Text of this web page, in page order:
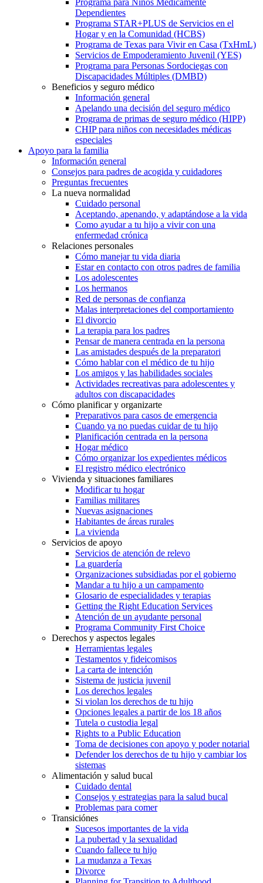
Dependientes
Programa STAR+PLUS de Servicios en el
Hogar y en la Comunidad (HCBS)
Programa de Texas para Vivir en Casa (TxHmL)
Servicios de Empoderamiento Juvenil (YES)
Programa para Personas Sordociegas con
Discapacidades Múltiples (DMBD)
Beneficios y seguro médico
Información general
Apelando una decisión del seguro médico
Programa de primas de seguro médico (HIPP)
CHIP para niños con necesidades médicas
especiales
Apoyo para la familia
Información general
Consejos para padres de acogida y cuidadores
Preguntas frecuentes
La nueva normalidad
Cuidado personal
Aceptando, apenando, y adaptándose a la vida
Como ayudar a tu hijo a vivir con una
enfermedad crónica
Relaciones personales
Cómo manejar tu vida diaria
Estar en contacto con otros padres de familia
Los adolescentes
Los hermanos
Red de personas de confianza
Malas interpretaciones del comportamiento
El divorcio
La terapia para los padres
Pensar de manera centrada en la persona
Las amistades después de la preparatori
Cómo hablar con el médico de tu hijo
Los amigos y las habilidades sociales
Actividades recreativas para adolescentes y
adultos con discapacidades
Cómo planificar y organizarte
Preparativos para casos de emergencia
Cuando ya no puedas cuidar de tu hijo
Planificación centrada en la persona
Hogar médico
Cómo organizar los expedientes médicos
El registro médico electrónico
Vivienda y situaciones familiares
Modificar tu hogar
Familias militares
Nuevas asignaciones
Habitantes de áreas rurales
La vivienda
Servicios de apoyo
Servicios de atención de relevo
La guardería
Organizaciones subsidiadas por el gobierno
Mandar a tu hijo a un campamento
Glosario de especialidades y terapias
Getting the Right Education Services
Atención de un ayudante personal
Programa Community First Choice
Derechos y aspectos legales
Herramientas legales
Testamentos y fideicomisos
La carta de intención
Sistema de justicia juvenil
Los derechos legales
Si violan los derechos de tu hijo
Opciones legales a partir de los 18 años
Tutela o custodia legal
Rights to a Public Education
Toma de decisiones con apoyo y poder notarial
Defender los derechos de tu hijo y cambiar los
sistemas
Alimentación y salud bucal
Cuidado dental
Consejos y estrategias para la salud bucal
Problemas para comer
Transiciónes
Sucesos importantes de la vida
La pubertad y la sexualidad
Cuando fallece tu hijo
La mudanza a Texas
Divorce